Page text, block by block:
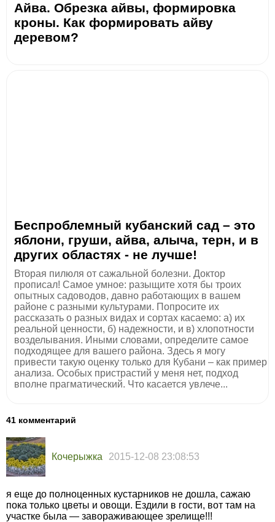
Айва. Обрезка айвы, формировка
кроны. Как формировать айву
деревом?
Беспроблемный кубанский сад – это
яблони, груши, айва, алыча, терн, и в
других областях - не лучше!
Вторая пилюля от сажальной болезни. Доктор
прописал! Самое умное: разыщите хотя бы троих
опытных садоводов, давно работающих в вашем
районе с разными культурами. Попросите их
рассказать о разных видах и сортах касаемо: а) их
реальной ценности, б) надежности, и в) хлопотности
возделывания. Иными словами, определите самое
подходящее для вашего района. Здесь я могу
привести такую оценку только для Кубани – как пример
анализа. Особых пристрастий у меня нет, подход
вполне прагматический. Что касается увлече...
41 комментарий
Кочерыжка 2015-12-08 23:08:53
я еще до полноценных кустарников не дошла, сажаю
пока только цветы и овощи. Ездили в гости, вот там на
участке была — завораживающее зрелище!!!